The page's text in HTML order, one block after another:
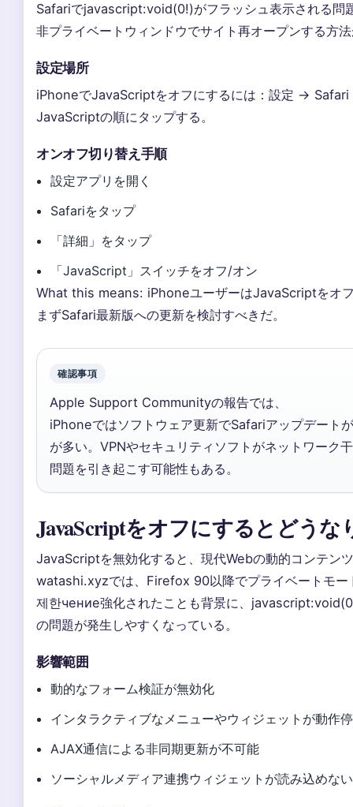
Safariでjavascript:void(0!)がフラッシュ表示される問
非プライベートウィンドウでサイト再オープンする方
設定場所
iPhoneでJavaScriptをオフにするには：設定 →
JavaScriptの順にタップする。
オンオフ切り替え手順
設定アプリを開く
Safariをタップ
「詳細」をタップ
「JavaScript」スイッチをオフ/オン
What this means: iPhoneユーザーはJavaScriptをオ
まずSafari最新版への更新を検討すべきだ。
確認事項
Apple Support Communityの報告では、
iPhoneではソフトウェア更新でSafariアップデート
が多い。VPNやセキュリティソフトがネットワー
問題を引き起こす可能性もある。
JavaScriptをオフにするとどうな
JavaScriptを無効化すると、現代Webの動的コンテン
watashi.xyzでは、Firefox 90以降でプライベートモー
제한чение強化されたことも背景に、
の問題が発生しやすくなっている。
影響範囲
動的なフォーム検証が無効化
インタラクティブなメニューやウィジェットが動作
AJAX通信による非同期更新が不可能
ソーシャルメディア連携ウィジェットが読み込めない